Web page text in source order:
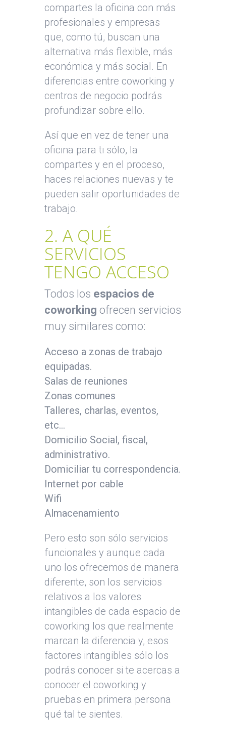
compartes la oficina con más
profesionales y empresas
que, como tú, buscan una
alternativa más flexible, más
económica y más social. En
diferencias entre coworking y
centros de negocio podrás
profundizar sobre ello.
Así que en vez de tener una
oficina para ti sólo, la
compartes y en el proceso,
haces relaciones nuevas y te
pueden salir oportunidades de
trabajo.
2. A QUÉ
SERVICIOS
TENGO ACCESO
Todos los espacios de
coworking ofrecen servicios
muy similares como:
Acceso a zonas de trabajo
equipadas.
Salas de reuniones
Zonas comunes
Talleres, charlas, eventos,
etc…
Domicilio Social, fiscal,
administrativo.
Domiciliar tu correspondencia.
Internet por cable
Wifi
Almacenamiento
Pero esto son sólo servicios
funcionales y aunque cada
uno los ofrecemos de manera
diferente, son los servicios
relativos a los valores
intangibles de cada espacio de
coworking los que realmente
marcan la diferencia y, esos
factores intangibles sólo los
podrás conocer si te acercas a
conocer el coworking y
pruebas en primera persona
qué tal te sientes.